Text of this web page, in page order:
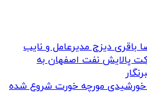
باقری دیزج مدیرعامل و نایب
پالایش نفت اصفهان به
خورشیدی مورچه خورت شروع شده